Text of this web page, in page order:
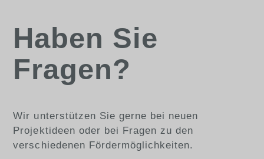
Haben Sie
Fragen?
Wir unterstützen Sie gerne bei neuen
Projektideen oder bei Fragen zu den
verschiedenen Fördermöglichkeiten.